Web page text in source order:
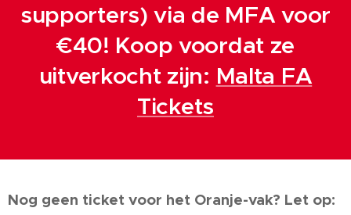
supporters) via de MFA voor
€40! Koop voordat ze
uitverkocht zijn: Malta FA
Tickets
Nog geen ticket voor het Oranje-vak? Let op: